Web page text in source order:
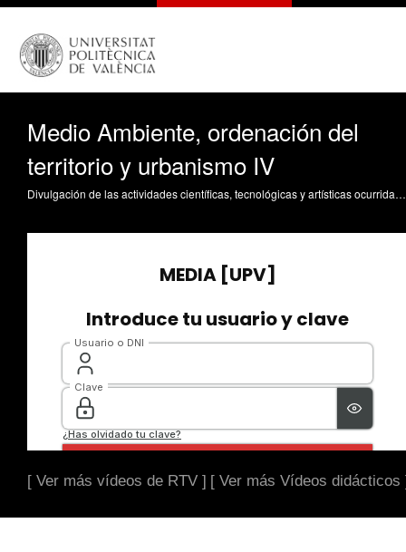
Medio Ambiente, ordenación del
territorio y urbanismo IV
Divulgación de las actividades científicas, tecnológicas y artísticas ocurridas en los tres campus de la UPV
[ Ver más vídeos de RTV ] [ Ver más Vídeos didácticos